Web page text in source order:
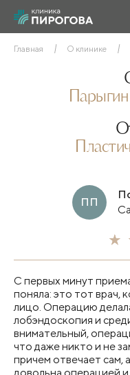
Главная О клинике
ПП
С первых минут
поняла: это тот врач,
лицо. Операцию
лобэндоскопия и
внимательный,
что даже никто и не
причем отвечает сам,